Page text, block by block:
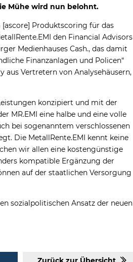
Mühe wird nun belohnt.
Produktscoring für das
den Financial Advisors
Medienhauses Cash., das damit
Finanzanlagen und Policen“
Vertretern von Analysehäusern,
konzipiert und mit der
MR.EMI eine halbe und eine volle
bei sogenanntem verschlossenen
Die MetallRente.EMI kennt keine
wir allen eine kostengünstige
kompatible Ergänzung der
auf der staatlichen Versorgung
sozialpolitischen Ansatz der neuen